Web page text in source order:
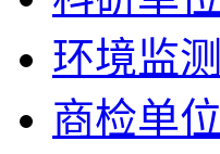
环境监测
商检单位